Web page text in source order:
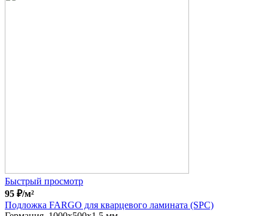
Быстрый просмотр
95 ₽/м²
Подложка FARGO для кварцевого ламината (SPC)